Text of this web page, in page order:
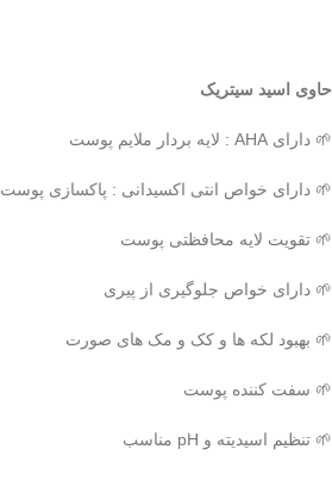
حاوی اسید سیتریک
🌱 دارای AHA : لایه بردار ملایم پوست
🌱 دارای خواص انتی اکسیدانی : پاکسازی پوست
🌱 تقویت لایه محافظتی پوست
🌱 دارای خواص جلوگیری از پیری
🌱 بهبود لکه ها و کک و مک های صورت
🌱 سفت کننده پوست
🌱 تنظیم اسیدیته و pH مناسب